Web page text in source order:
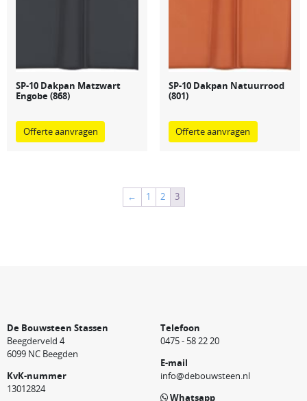
SP-10 Dakpan Matzwart
Engobe (868)
Offerte aanvragen
SP-10 Dakpan Natuurrood
(801)
Offerte aanvragen
← 1 2 3
De Bouwsteen Stassen
Beegderveld 4
6099 NC Beegden
KvK-nummer
13012824
Telefoon
0475 - 58 22 20
E-mail
info@debouwsteen.nl
Whatsapp